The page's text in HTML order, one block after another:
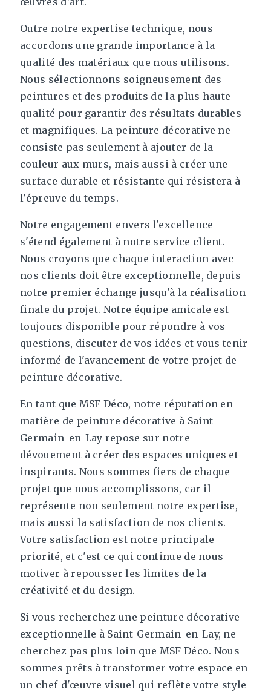
Outre notre expertise technique, nous
accordons une grande importance à la
qualité des matériaux que nous utilisons.
Nous sélectionnons soigneusement des
peintures et des produits de la plus haute
qualité pour garantir des résultats durables
et magnifiques. La peinture décorative ne
consiste pas seulement à ajouter de la
couleur aux murs, mais aussi à créer une
surface durable et résistante qui résistera à
l'épreuve du temps.
Notre engagement envers l'excellence
s'étend également à notre service client.
Nous croyons que chaque interaction avec
nos clients doit être exceptionnelle, depuis
notre premier échange jusqu'à la réalisation
finale du projet. Notre équipe amicale est
toujours disponible pour répondre à vos
questions, discuter de vos idées et vous tenir
informé de l'avancement de votre projet de
peinture décorative.
En tant que MSF Déco, notre réputation en
matière de peinture décorative à Saint-
Germain-en-Lay repose sur notre
dévouement à créer des espaces uniques et
inspirants. Nous sommes fiers de chaque
projet que nous accomplissons, car il
représente non seulement notre expertise,
mais aussi la satisfaction de nos clients.
Votre satisfaction est notre principale
priorité, et c'est ce qui continue de nous
motiver à repousser les limites de la
créativité et du design.
Si vous recherchez une peinture décorative
exceptionnelle à Saint-Germain-en-Lay, ne
cherchez pas plus loin que MSF Déco. Nous
sommes prêts à transformer votre espace en
un chef-d'œuvre visuel qui reflète votre style